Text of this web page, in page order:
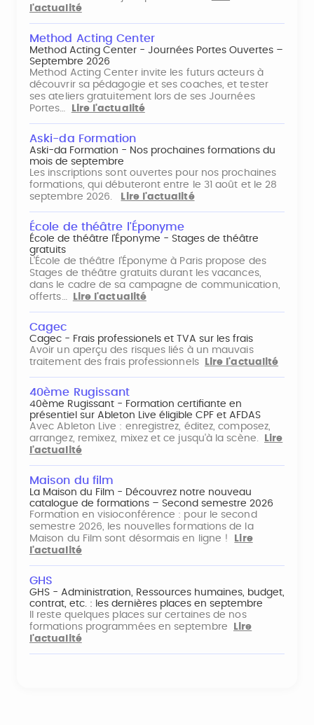
l'actualité
Method Acting Center
Method Acting Center - Journées Portes Ouvertes –
Septembre 2026
Method Acting Center invite les futurs acteurs à
découvrir sa pédagogie et ses coaches, et tester
ses ateliers gratuitement lors de ses Journées
Portes…
Lire l'actualité
Aski-da Formation
Aski-da Formation - Nos prochaines formations du
mois de septembre
Les inscriptions sont ouvertes pour nos prochaines
formations, qui débuteront entre le 31 août et le 28
septembre 2026.
Lire l'actualité
École de théâtre l'Éponyme
École de théâtre l'Éponyme - Stages de théâtre
gratuits
L'École de théâtre l'Éponyme à Paris propose des
Stages de théâtre gratuits durant les vacances,
dans le cadre de sa campagne de communication,
offerts…
Lire l'actualité
Cagec
Cagec - Frais professionels et TVA sur les frais
Avoir un aperçu des risques liés à un mauvais
traitement des frais professionnels
Lire l'actualité
40ème Rugissant
40ème Rugissant - Formation certifiante en
présentiel sur Ableton Live éligible CPF et AFDAS
Avec Ableton Live : enregistrez, éditez, composez,
arrangez, remixez, mixez et ce jusqu'à la scène.
Lire
l'actualité
Maison du film
La Maison du Film - Découvrez notre nouveau
catalogue de formations – Second semestre 2026
Formation en visioconférence : pour le second
semestre 2026, les nouvelles formations de la
Maison du Film sont désormais en ligne !
Lire
l'actualité
GHS
GHS - Administration, Ressources humaines, budget,
contrat, etc. : les dernières places en septembre
Il reste quelques places sur certaines de nos
formations programmées en septembre
Lire
l'actualité